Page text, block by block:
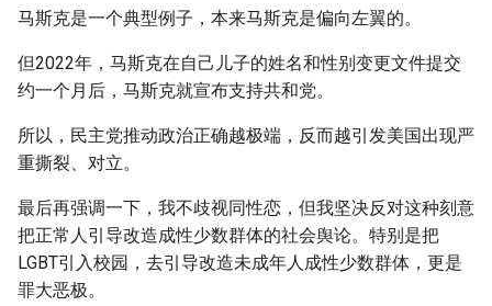
马斯克是一个典型例子，本来马斯克是偏向左翼的。
但2022年，马斯克在自己儿子的姓名和性别变更文件提交
约一个月后，马斯克就宣布支持共和党。
所以，民主党推动政治正确越极端，反而越引发美国出现严
重撕裂、对立。
最后再强调一下，我不歧视同性恋，但我坚决反对这种刻意
把正常人引导改造成性少数群体的社会舆论。特别是把
LGBT引入校园，去引导改造未成年人成性少数群体，更是
罪大恶极。